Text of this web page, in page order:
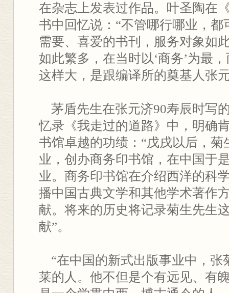
在杂志上发表过作品。叶圣陶在
书中回忆说：“不管哪行哪业，都
需要、喜爱的书刊，服务对象如
如此繁多，在当时以‘商务’为最
这样大，是跟编译所的奠基人张
茅盾先生在张元济90寿辰时写
忆录《我走过的道路》中，明确
书馆卓越的功绩：“戊戌以后，
业，创办商务印书馆，在中国于
业。商务印书馆在介绍西洋的科
播中国古典文学和其他学术著作
献。将来的历史将记录菊生先生
献”。
“在中国的新式出版事业中，张
莱的人。他不但是个有远见、有